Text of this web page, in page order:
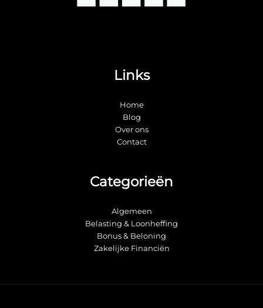
Links
Home
Blog
Over ons
Contact
Categorieën
Algemeen
Belasting & Loonheffing
Bonus & Beloning
Zakelijke Financiën